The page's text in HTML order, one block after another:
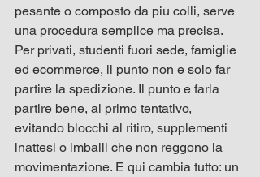
pesante o composto da piu colli, serve
una procedura semplice ma precisa.
Per privati, studenti fuori sede, famiglie
ed ecommerce, il punto non e solo far
partire la spedizione. Il punto e farla
partire bene, al primo tentativo,
evitando blocchi al ritiro, supplementi
inattesi o imballi che non reggono la
movimentazione. E qui cambia tutto: un